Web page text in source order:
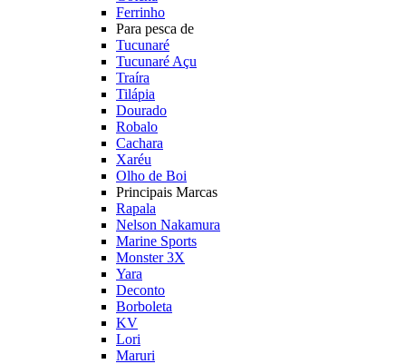
Ferrinho
Para pesca de
Tucunaré
Tucunaré Açu
Traíra
Tilápia
Dourado
Robalo
Cachara
Xaréu
Olho de Boi
Principais Marcas
Rapala
Nelson Nakamura
Marine Sports
Monster 3X
Yara
Deconto
Borboleta
KV
Lori
Maruri